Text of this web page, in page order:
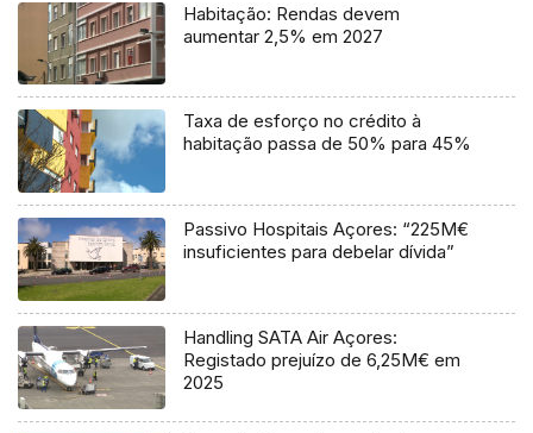
Habitação: Rendas devem
aumentar 2,5% em 2027
Taxa de esforço no crédito à
habitação passa de 50% para 45%
Passivo Hospitais Açores: “225M€
insuficientes para debelar dívida”
Handling SATA Air Açores:
Registado prejuízo de 6,25M€ em
2025